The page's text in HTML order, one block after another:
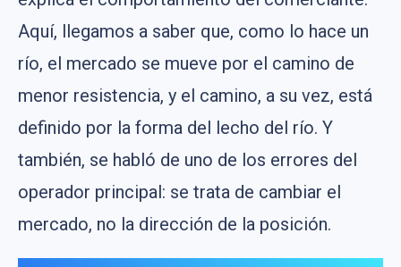
Aquí, llegamos a saber que, como lo hace un
río, el mercado se mueve por el camino de
menor resistencia, y el camino, a su vez, está
definido por la forma del lecho del río. Y
también, se habló de uno de los errores del
operador principal: se trata de cambiar el
mercado, no la dirección de la posición.